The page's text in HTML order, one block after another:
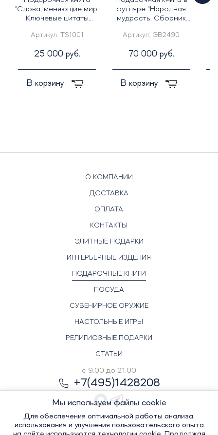
"Слова, меняющие мир.
Ключевые цитаты
Артикул: TS1001
25 000 руб.
В корзину
футляре "Народная
мудрость. Сборник
Артикул: GB2490
70 000 руб.
В корзину
О КОМПАНИИ
ДОСТАВКА
ОПЛАТА
КОНТАКТЫ
ЭЛИТНЫЕ ПОДАРКИ
ИНТЕРЬЕРНЫЕ ИЗДЕЛИЯ
ПОДАРОЧНЫЕ КНИГИ
ПОСУДА
СУВЕНИРНОЕ ОРУЖИЕ
НАСТОЛЬНЫЕ ИГРЫ
РЕЛИГИОЗНЫЕ ПОДАРКИ
СТАТЬИ
с 9.00 до 21.00
+7(495)1428208
Мы используем файлы cookie
Для обеспечения оптимальной работы анализа,
использования и улучшения пользовательского опыта